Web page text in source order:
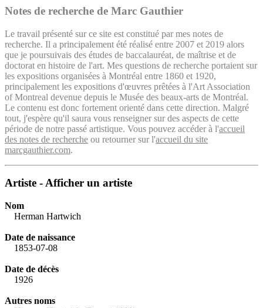
Notes de recherche de Marc Gauthier
Le travail présenté sur ce site est constitué par mes notes de
recherche. Il a principalement été réalisé entre 2007 et 2019 alors
que je poursuivais des études de baccalauréat, de maîtrise et de
doctorat en histoire de l'art. Mes questions de recherche portaient sur
les expositions organisées à Montréal entre 1860 et 1920,
principalement les expositions d'œuvres prêtées à l'Art Association
of Montreal devenue depuis le Musée des beaux-arts de Montréal.
Le contenu est donc fortement orienté dans cette direction. Malgré
tout, j'espère qu'il saura vous renseigner sur des aspects de cette
période de notre passé artistique. Vous pouvez accéder à l'accueil
des notes de recherche ou retourner sur l'accueil du site
marcgauthier.com.
Artiste - Afficher un artiste
Nom
Herman Hartwich
Date de naissance
1853-07-08
Date de décès
1926
Autres noms